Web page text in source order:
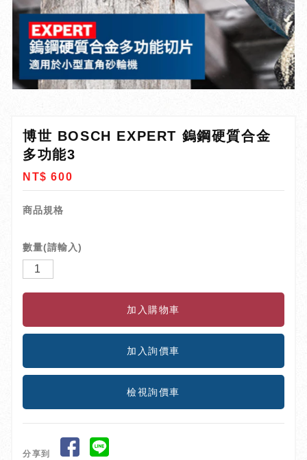
博世 BOSCH EXPERT 鎢鋼硬質合金
多功能3
NT$ 600
商品規格
數量(請輸入)
檢視詢價車
分享到